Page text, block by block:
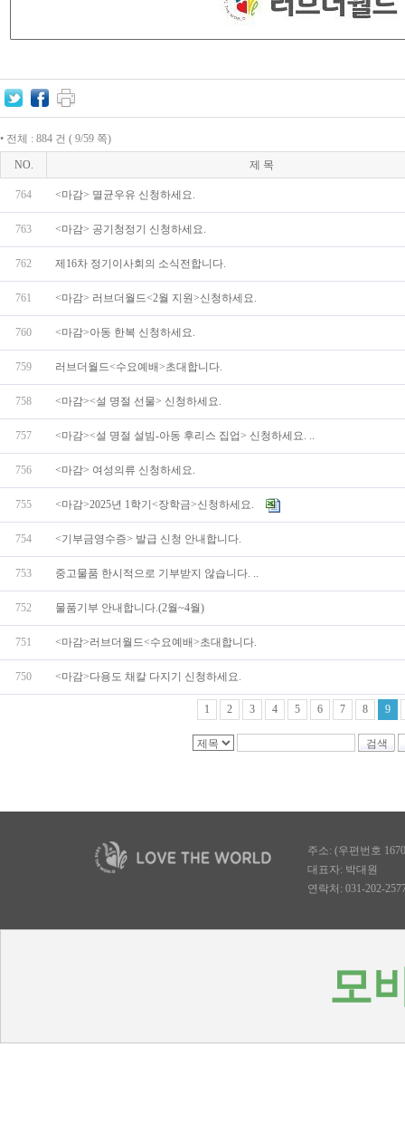
• 전체 : 884 건 ( 9/59 쪽)
NO. 제 목
764 <마감> 멸균우유 신청하세요.
763 <마감> 공기청정기 신청하세요.
762 제16차 정기이사회의 소식전합니다.
761 <마감> 러브더월드<2월 지원>신청하세요.
760 <마감>아동 한복 신청하세요.
759 러브더월드<수요예배>초대합니다.
758 <마감><설 명절 선물> 신청하세요.
757 <마감><설 명절 설빔-아동 후리스 집업> 신청하세요. ..
756 <마감> 여성의류 신청하세요.
755 <마감>2025년 1학기<장학금>신청하세요.
754 <기부금영수증> 발급 신청 안내합니다.
753 중고물품 한시적으로 기부받지 않습니다. ..
752 물품기부 안내합니다.(2월~4월)
751 <마감>러브더월드<수요예배>초대합니다.
750 <마감>다용도 채칼 다지기 신청하세요.
1 2 3 4 5 6 7 8 9
검색
주소: (우편번호
대표자: 박대원
연락처: 031-202-
모